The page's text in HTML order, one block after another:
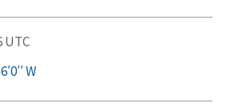
UTC
W